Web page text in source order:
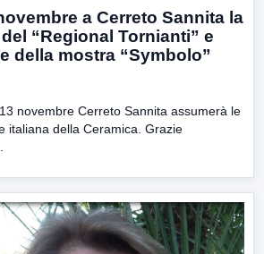
a Cerreto Sannita la
“Regional Tornianti” e
della mostra “Symbolo”
novembre Cerreto Sannita assumerà le
italiana della Ceramica. Grazie